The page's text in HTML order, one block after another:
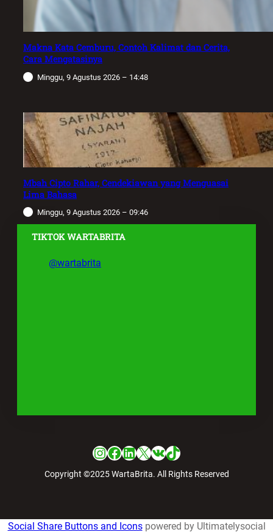
Makna Kata Cemburu, Contoh Kalimat dan Cerita,
Cara Mengatasinya
Minggu, 9 Agustus 2026 – 14:48
Mbah Cipto Rahar, Cendekiawan yang Menguasai
Lima Bahasa
Minggu, 9 Agustus 2026 – 09:46
TIKTOK WARTABRITA
@wartabrita
Instagram
Facebook
LinkedIn
X VKTikTok
Copyright ©2025 WartaBrita. All Rights Reserved
Social Share Buttons and Iconspowered by Ultimatelysocial